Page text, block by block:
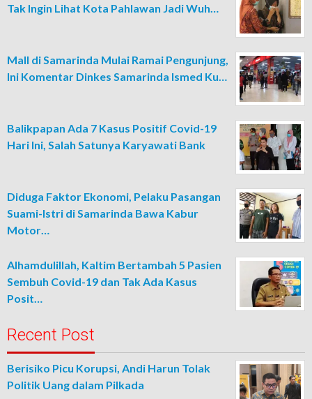
Tak Ingin Lihat Kota Pahlawan Jadi Wuh…
Mall di Samarinda Mulai Ramai Pengunjung,
Ini Komentar Dinkes Samarinda Ismed Ku…
Balikpapan Ada 7 Kasus Positif Covid-19
Hari Ini, Salah Satunya Karyawati Bank
Diduga Faktor Ekonomi, Pelaku Pasangan
Suami-Istri di Samarinda Bawa Kabur
Motor…
Alhamdulillah, Kaltim Bertambah 5 Pasien
Sembuh Covid-19 dan Tak Ada Kasus
Posit…
Recent Post
Berisiko Picu Korupsi, Andi Harun Tolak
Politik Uang dalam Pilkada